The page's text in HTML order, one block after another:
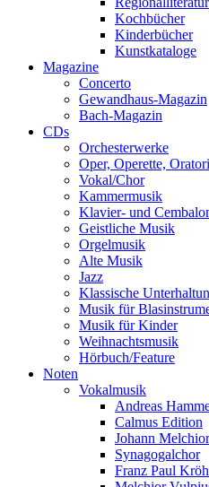
Kochbücher
Kinderbücher
Kunstkataloge
Magazine
Concerto
Gewandhaus-Magazin
Bach-Magazin
CDs
Orchesterwerke
Oper, Operette,
Vokal/Chor
Kammermusik
Klavier- und
Geistliche Musik
Orgelmusik
Alte Musik
Jazz
Klassische
Musik für
Musik für Kinder
Weihnachtsmusik
Hörbuch/Feature
Noten
Vokalmusik
Andreas
Calmus Edition
Johann
Synagogalchor
Franz Paul